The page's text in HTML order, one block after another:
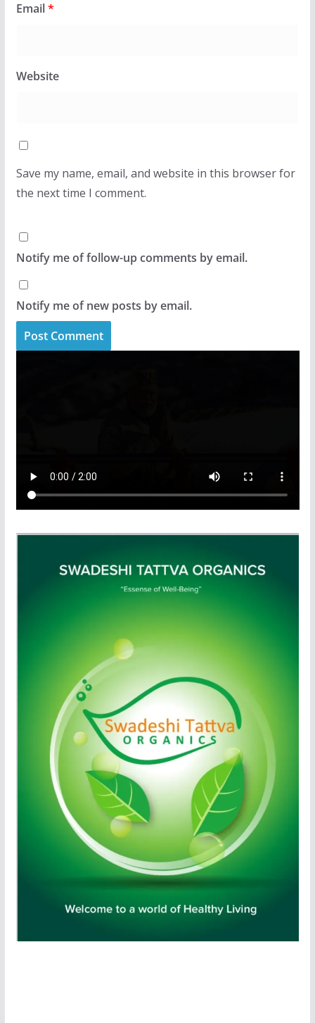
Email*
Website
Save my name, email, and website in this browser for
the next time I comment.
Notify me of follow-up comments by email.
Notify me of new posts by email.